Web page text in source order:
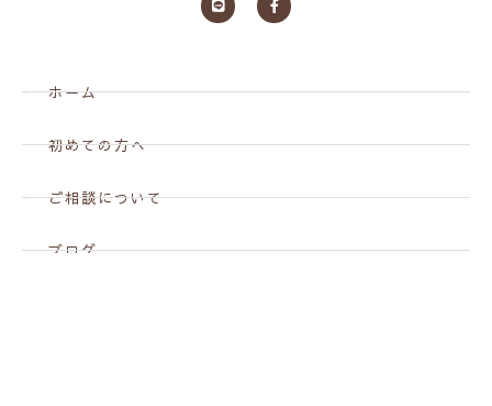
ホーム
初めての方へ
ご相談について
ブログ